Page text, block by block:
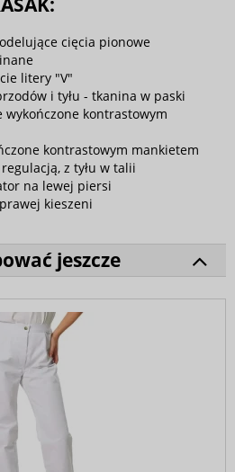
cięcia pionowe
litery "V"
i tyłu - tkanina w paski
kontrastowym
kontrastowym mankietem
z tyłu w talii
na lewej piersi
kieszeni
jeszcze